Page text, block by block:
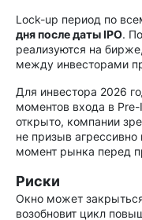
Lock-up период по
дня после даты IPO.
реализуются на
между инвесторами
Для инвестора 2026
моментов входа в Pre-
открыто, компании
не призыв
момент рынка перед
Риски
Окно может
возобновит цикл